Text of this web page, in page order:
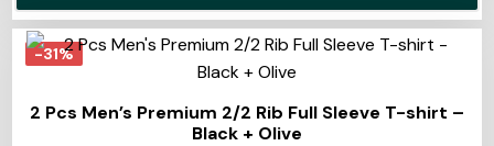
-31%
2 Pcs Men’s Premium 2/2 Rib Full Sleeve T-shirt –
Black + Olive